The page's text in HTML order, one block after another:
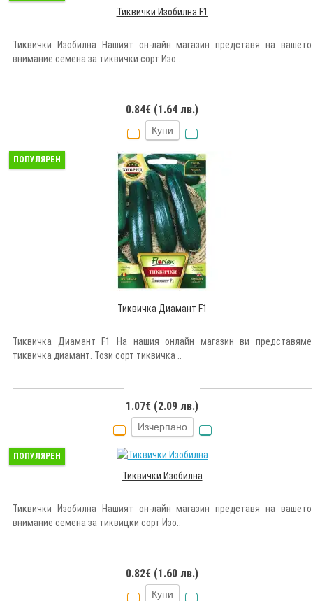
Тиквички Изобилна F1
Тиквички Изобилна Нашият он-лайн магазин представя на вашето
внимание семена за тиквички сорт Изо..
0.84€ (1.64 лв.)
Купи
ПОПУЛЯРЕН
Тиквичка Диамант F1
Тиквичка Диамант F1 На нашия онлайн магазин ви представяме
тиквичка диамант. Този сорт тиквичка ..
1.07€ (2.09 лв.)
Изчерпано
ПОПУЛЯРЕН
Тиквички Изобилна
Тиквички Изобилна Нашият он-лайн магазин представя на вашето
внимание семена за тиквицки сорт Изо..
0.82€ (1.60 лв.)
Купи